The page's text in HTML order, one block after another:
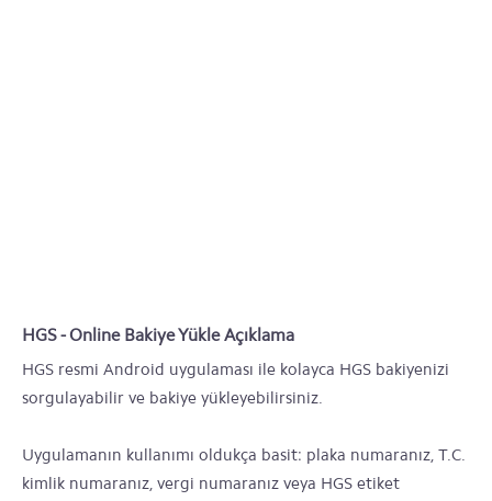
HGS - Online Bakiye Yükle Açıklama
HGS resmi Android uygulaması ile kolayca HGS bakiyenizi
sorgulayabilir ve bakiye yükleyebilirsiniz.
Uygulamanın kullanımı oldukça basit: plaka numaranız, T.C.
kimlik numaranız, vergi numaranız veya HGS etiket